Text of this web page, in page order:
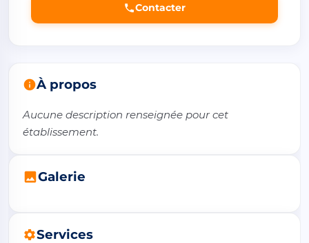
Contacter
À propos
Aucune description renseignée pour cet
établissement.
Galerie
Services